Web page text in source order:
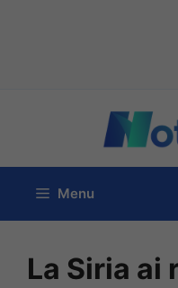
contenuto
Menu
La Siria ai